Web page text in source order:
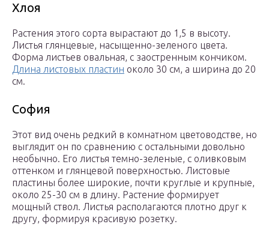
Хлоя
Растения этого сорта вырастают до 1,5 в высоту.
Листья глянцевые, насыщенно-зеленого цвета.
Форма листьев овальная, с заостренным кончиком.
Длина листовых пластин около 30 см, а ширина до 20
см.
София
Этот вид очень редкий в комнатном цветоводстве, но
выглядит он по сравнению с остальными довольно
необычно. Его листья темно-зеленые, с оливковым
оттенком и глянцевой поверхностью. Листовые
пластины более широкие, почти круглые и крупные,
около 25-30 см в длину. Растение формирует
мощный ствол. Листья располагаются плотно друг к
другу, формируя красивую розетку.